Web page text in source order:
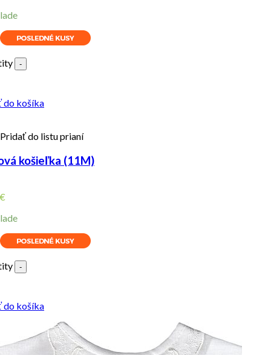
-
do košíka
Pridať do listu prianí
košieľka (11M)
€
-
do košíka